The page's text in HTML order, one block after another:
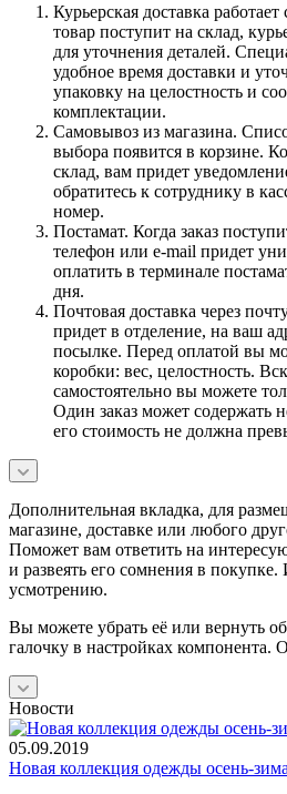
Курьерская доставка
товар поступит на склад,
для уточнения деталей.
удобное время доставки и
упаковку на целостность и
комплектации.
Самовывоз из магазина.
выбора появится в корзине.
склад, вам придет
обратитесь к сотруднику в
номер.
Постамат. Когда заказ
телефон или e-mail придет
оплатить в терминале
дня.
Почтовая доставка через
придет в отделение, на ваш
посылке. Перед оплатой вы
коробки: вес, целостность.
самостоятельно вы можете
Один заказ может содержать
его стоимость не должна
Дополнительная вкладка, для
магазине, доставке или любого
Поможет вам ответить на
и развеять его сомнения в
усмотрению.
Вы можете убрать её или вернуть
галочку в настройках компонента.
Новости
05.09.2019
Новая коллекция одежды осень-